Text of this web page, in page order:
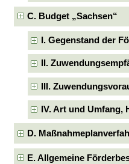
C. Budget „Sachsen“
I. Gegenstand der
II.
III.
IV. Art und Umfang,
D.
E. Allgemeine